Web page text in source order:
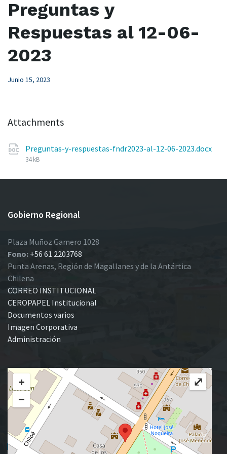
Preguntas y
Respuestas al 12-06-
2023
Junio 15, 2023
Attachments
Preguntas-y-respuestas-fndr2023-al-12-06-2023.docx
File
34 kB
Gobierno Regional
Plaza Muñoz Gamero 1028
Fono: +56 61 2203768
Punta Arenas, Región de Magallanes y de la Antártica
Chilena
CORREO INSTITUCIONAL
CEROPAPEL Institucional
Documentos varios
Imagen Corporativa
Administración
+
−
⤢